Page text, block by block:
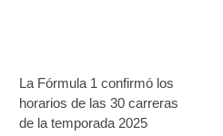
La Fórmula 1 confirmó los
horarios de las 30 carreras
de la temporada 2025